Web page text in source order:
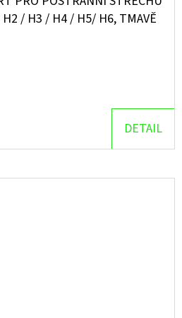
H2 / H3 / H4 / H5/ H6, TMAVĚ
DETAIL